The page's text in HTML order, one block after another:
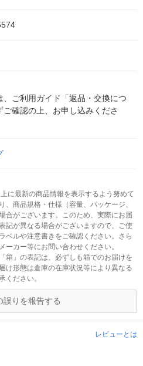
、ご利用ガイド「返品・交換につ
ご確認の上、お申し込みくださ
に最新の商品情報を表示するよう努めて
、商品規格・仕様（容量、パッケージ、
合がございます。このため、実際にお届
記が異なる場合がございますので、ご使
ベルや注意書きをご確認ください。さら
ーカー等にお問い合わせください。
箱」の表記は、必ずしも箱でのお届けを
け形態は倉庫の在庫状況等により異なる
ください。
誤りを報告する
レビューとは